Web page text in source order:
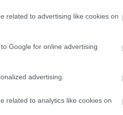
related to advertising like cookies on
Google for online advertising
advertising.
related to analytics like cookies on